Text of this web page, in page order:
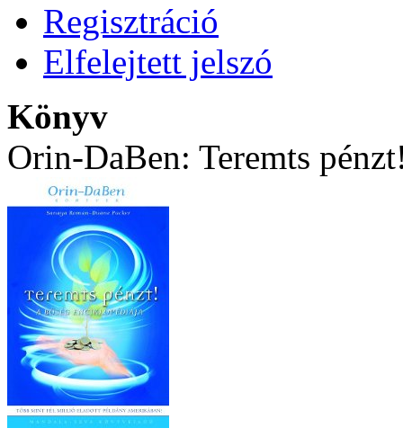
Regisztráció
Elfelejtett jelszó
Könyv
Orin-DaBen: Teremts